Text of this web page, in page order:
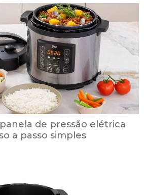
de pressão elétrica
a passo simples